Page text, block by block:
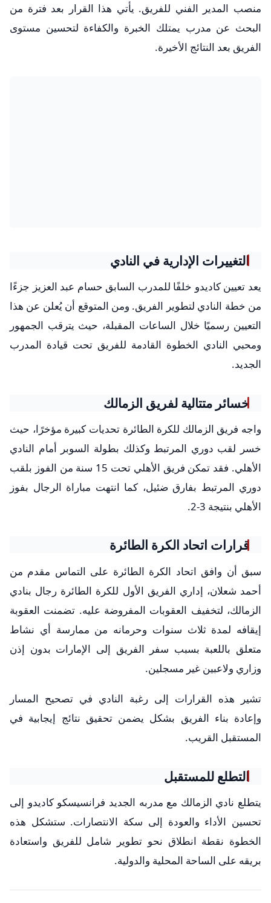
منصب المدير الفني للفريق. يأتي هذا القرار بعد فترة من
البحث عن مدرب يمتلك الخبرة والكفاءة لتحسين مستوى
الفريق بعد النتائج الأخيرة.
التغييرات الإدارية في النادي
يعد تعيين كاديدو خلفًا للمدرب السابق حسام عبد العزيز جزءًا
من خطة النادي لتطوير الفريق. ومن المتوقع أن يُعلن عن هذا
التعيين رسميًا خلال الساعات المقبلة، حيث يترقب الجمهور
ومحبي النادي الخطوة القادمة للفريق تحت قيادة المدرب
الجديد.
خسائر متتالية لفريق الزمالك
واجه فريق الزمالك للكرة الطائرة تحديات كبيرة مؤخرًا، حيث
خسر لقب دوري المرتبط وكذلك بطولة السوبر أمام النادي
الأهلي. فقد تمكن فريق الأهلي تحت 15 سنة من الفوز بلقب
دوري المرتبط بفارق ضئيل، كما انتهت مباراة الرجال بفوز
الأهلي بنتيجة 3-2.
قرارات اتحاد الكرة الطائرة
سبق أن وافق اتحاد الكرة الطائرة على التماس مقدم من
أحمد شعلان، إداري الفريق الأول للكرة الطائرة رجال بنادي
الزمالك، لتخفيف العقوبات المفروضة عليه. تضمنت العقوبة
إيقافه لمدة ثلاث سنوات وحرمانه من ممارسة أي نشاط
متعلق باللعبة بسبب سفر الفريق إلى الإمارات بدون إذن
وزاري ولاعبين غير مسجلين.
تشير هذه القرارات إلى رغبة النادي في تصحيح المسار
وإعادة بناء الفريق بشكل يضمن تحقيق نتائج إيجابية في
المستقبل القريب.
التطلع للمستقبل
يتطلع نادي الزمالك مع مدربه الجديد فرانسيسكو كاديدو إلى
تحسين الأداء والعودة إلى سكة الانتصارات. ستشكل هذه
الخطوة نقطة انطلاق نحو تطوير شامل للفريق واستعادة
بريقه على الساحة المحلية والدولية.